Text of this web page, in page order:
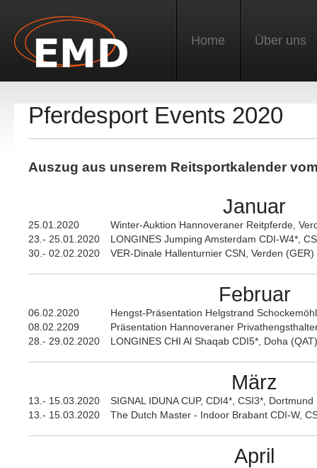
Home Über uns
Pferdesport Events 2020
Auszug aus unserem Reitsportkalender
Januar
25.01.2020
Winter-Auktion Hannoveraner Reitpferde,
23.- 25.01.2020
LONGINES Jumping Amsterdam CDI-W4*,
30.- 02.02.2020
VER-Dinale Hallenturnier CSN, Verden (GER)
Februar
06.02.2020
Hengst-Präsentation Helgstrand
08.02.2209
Präsentation Hannoveraner
28.- 29.02.2020
LONGINES CHI Al Shaqab CDI5*, Doha (QAT)
März
13.- 15.03.2020
SIGNAL IDUNA CUP, CDI4*, CSI3*, Dortmund
13.- 15.03.2020
The Dutch Master - Indoor Brabant CDI-W,
April